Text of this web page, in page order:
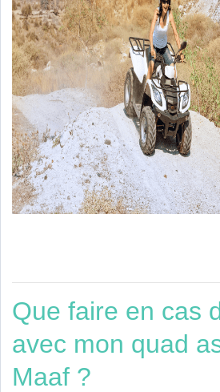
Que faire en cas
avec mon quad
Maaf ?